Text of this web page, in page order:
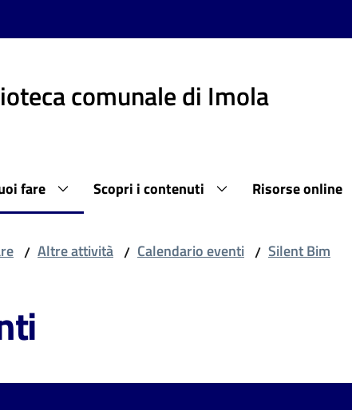
comunale di Imola
fare Scopri i contenuti Risorse online
/ Altre attività / Calendario eventi / Silent Bim